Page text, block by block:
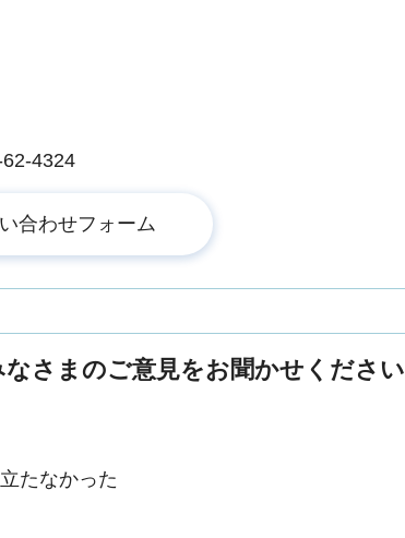
4324
さまのご意見をお聞かせください
たなかった